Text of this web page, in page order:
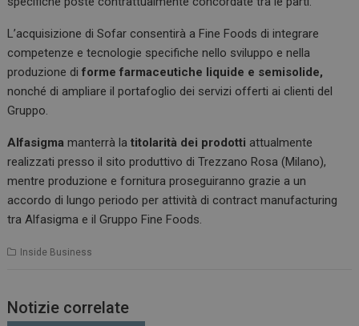
L’acquisizione di Sofar consentirà a Fine Foods di integrare
competenze e tecnologie specifiche nello sviluppo e nella
produzione diforme farmaceutiche liquide e semisolide,
nonché di ampliare il portafoglio dei servizi offerti ai clienti del
Gruppo.
Alfasigma manterrà latitolarità dei prodotti attualmente
realizzati presso il sito produttivo di Trezzano Rosa (Milano),
mentre produzione e fornitura proseguiranno grazie a un
accordo di lungo periodo per attività di contract manufacturing
tra Alfasigma e il Gruppo Fine Foods.
Inside Business
Notizie correlate